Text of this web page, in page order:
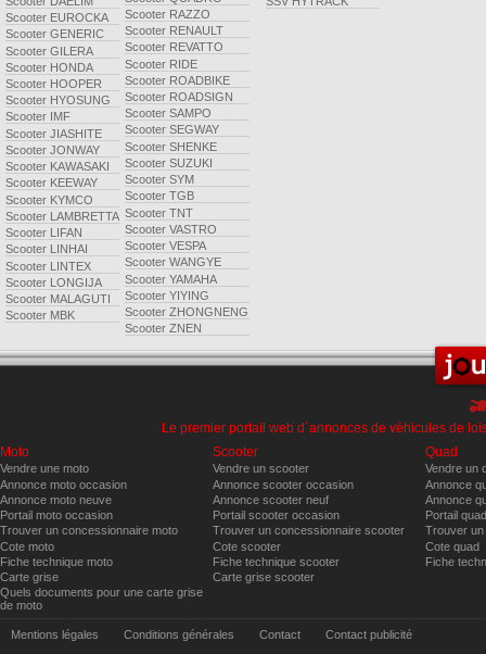
Scooter EUROCKA
Scooter GENERIC
Scooter GILERA
Scooter HONDA
Scooter HOOPER
Scooter HYOSUNG
Scooter IMF
Scooter JIASHITE
Scooter JONWAY
Scooter KAWASAKI
Scooter KEEWAY
Scooter KYMCO
Scooter LAMBRETTA
Scooter LIFAN
Scooter LINHAI
Scooter LINTEX
Scooter LONGIJA
Scooter MALAGUTI
Scooter MBK
Scooter RAZZO
Scooter RENAULT
Scooter REVATTO
Scooter RIDE
Scooter ROADBIKE
Scooter ROADSIGN
Scooter SAMPO
Scooter SEGWAY
Scooter SHENKE
Scooter SUZUKI
Scooter SYM
Scooter TGB
Scooter TNT
Scooter VASTRO
Scooter VESPA
Scooter WANGYE
Scooter YAMAHA
Scooter YIYING
Scooter ZHONGNENG
Scooter ZNEN
Le premier portail web d´annonces de véhicules de
Moto
Vendre une moto
Annonce moto occasion
Annonce moto neuve
Portail moto occasion
Trouver un concessionnaire moto
Cote moto
Fiche technique moto
Carte grise
Quels documents pour une carte grise
de moto
Scooter
Vendre un scooter
Annonce scooter occasion
Annonce scooter neuf
Portail scooter occasion
Trouver un concessionnaire scooter
Cote scooter
Fiche technique scooter
Carte grise scooter
Quad
Vendre un
Annonce
Annonce
Portail
Trouver
Cote quad
Fiche
Mentions légales Conditions générales Contact Contact publicité